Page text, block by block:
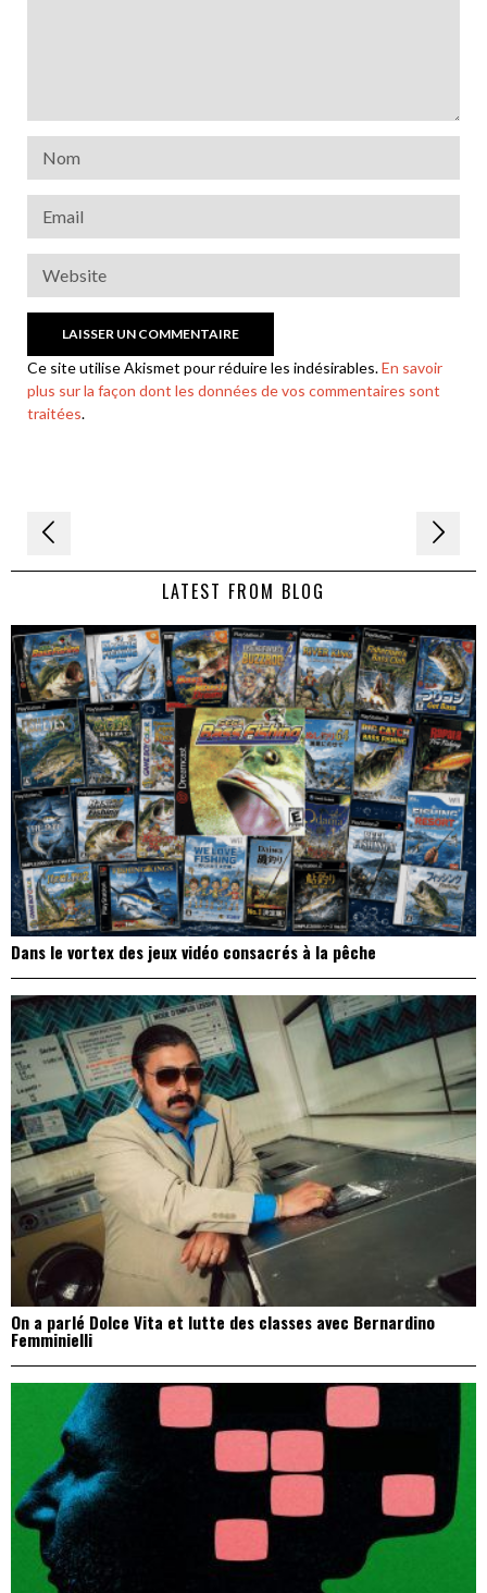
Ce site utilise Akismet pour réduire les indésirables.En savoir
plus sur la façon dont les données de vos commentaires sont
traitées.
Navigation
de LATEST FROM BLOG
Dans le vortex des jeux vidéo consacrés à la pêche
On a parlé Dolce Vita et lutte des classes avec Bernardino
Femminielli